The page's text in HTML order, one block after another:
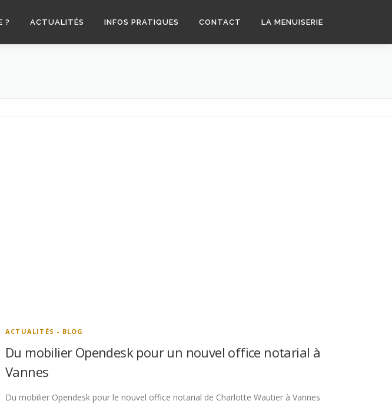
? ACTUALITÉS INFOS PRATIQUES CONTACT LA MENUISERIE
ACTUALITÉS - BLOG
Du mobilier Opendesk pour un nouvel office notarial à
Vannes
Du mobilier Opendesk pour le nouvel office notarial de Charlotte Wautier à Vannes